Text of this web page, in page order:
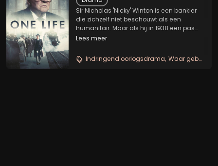
Sir Nicholas 'Nicky' Winton is een bankier
die zichzelf niet beschouwt als een
humanitair. Maar als hij in 1938 een pas
geannexeerd Praag bezoekt en de
ziet, besluit hij zich voor de zaak in te
zetten. Omdat de...
Lees meer
Indringend oorlogsdrama Waar gebeurd heldenverhaal